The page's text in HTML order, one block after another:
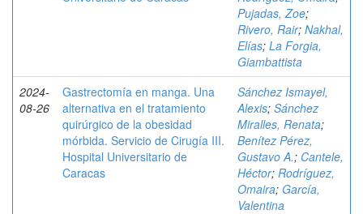
Pujadas, Zoe;
Rivero, Rair; Nakhal,
Elías; La Forgia,
Giambattista
2024-
08-26
Gastrectomía en manga. Una
alternativa en el tratamiento
quirúrgico de la obesidad
mórbida. Servicio de Cirugía III.
Hospital Universitario de
Caracas
Sánchez Ismayel,
Alexis; Sánchez
Miralles, Renata;
Benítez Pérez,
Gustavo A.; Cantele,
Héctor; Rodríguez,
Omaira; García,
Valentina